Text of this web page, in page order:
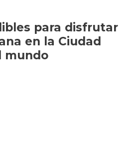
para disfrutar
en la Ciudad
mundo